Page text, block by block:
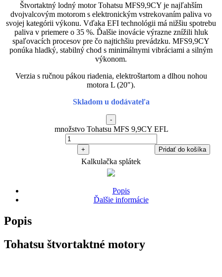
Štvortaktný lodný motor Tohatsu MFS9,9CY je najľahším
dvojvalcovým motorom s elektronickým vstrekovaním paliva vo
svojej kategórii výkonu. Vďaka EFI technológii má nižšiu spotrebu
paliva v priemere o 35 %. Ďalšie inovácie výrazne znížili hluk
spaľovacích procesov pre čo najtichšiu prevádzku. MFS9,9CY
ponúka hladký, stabilný chod s minimálnymi vibráciami a silným
výkonom.
Verzia s ručnou pákou riadenia, elektroštartom a dlhou nohou
motora L (20″).
Skladom u dodávateľa
-
množstvo Tohatsu MFS 9,9CY EFL
+ Pridať do košíka
Kalkulačka splátek
Popis
Ďalšie informácie
Popis
Tohatsu štvortaktné motory